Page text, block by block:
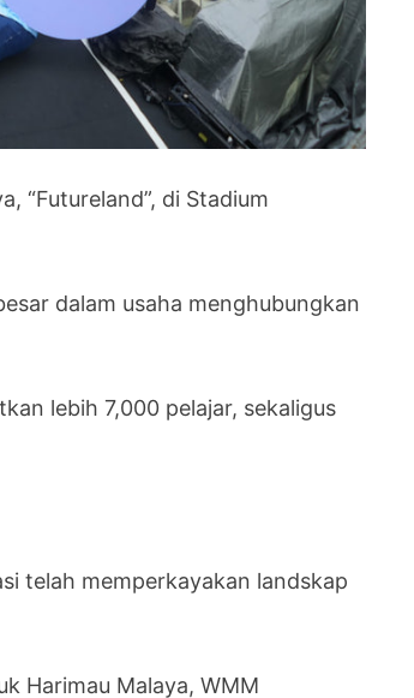
“Futureland”, di Stadium
dalam usaha menghubungkan
lebih 7,000 pelajar, sekaligus
telah memperkayakan landskap
Harimau Malaya, WMM